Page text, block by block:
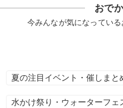
おで
今みんなが気になってい
夏の注目イベント・催しまと
水かけ祭り・ウォーターフェ